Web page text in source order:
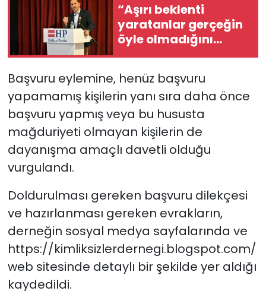
“Aşırı beklenti
yaratanlar gerçeğin
öyle olmadığını
görmüş oldu”
Başvuru eylemine, henüz başvuru
yapamamış kişilerin yanı sıra daha önce
başvuru yapmış veya bu hususta
mağduriyeti olmayan kişilerin de
dayanışma amaçlı davetli olduğu
vurgulandı.
Doldurulması gereken başvuru dilekçesi
ve hazırlanması gereken evrakların,
derneğin sosyal medya sayfalarında ve
https://kimliksizlerdernegi.blogspot.com/
web sitesinde detaylı bir şekilde yer aldığı
kaydedildi.